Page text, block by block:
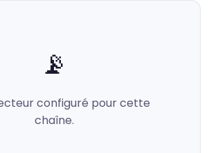
📡
configuré pour cette
chaîne.